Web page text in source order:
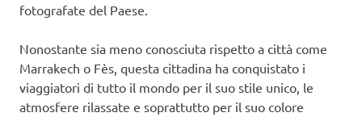
fotografate del Paese.
Nonostante sia meno conosciuta rispetto a città come
Marrakech o Fès, questa cittadina ha conquistato i
viaggiatori di tutto il mondo per il suo stile unico, le
atmosfere rilassate e soprattutto per il suo colore